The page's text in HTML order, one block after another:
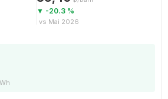
▼ -20.3 %
vs Mai 2026